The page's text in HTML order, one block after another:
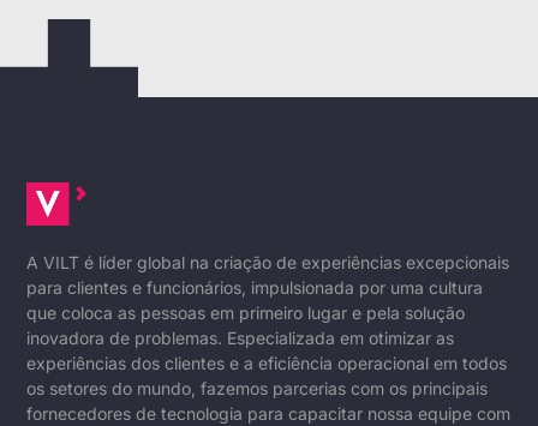
A VILT é líder global na criação de experiências excepcionais
para clientes e funcionários, impulsionada por uma cultura
que coloca as pessoas em primeiro lugar e pela solução
inovadora de problemas. Especializada em otimizar as
experiências dos clientes e a eficiência operacional em todos
os setores do mundo, fazemos parcerias com os principais
fornecedores de tecnologia para capacitar nossa equipe com